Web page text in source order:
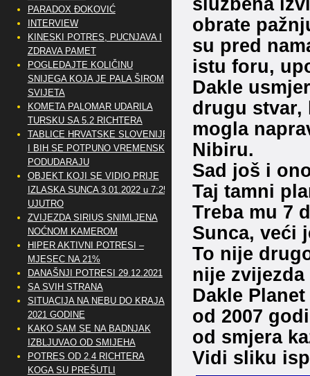
obrate
su pred
istu foru,
Dakle
drugu stvar,
mogla
Nibiru.
Sad još i
Taj tamni
Treba mu 7
Sunca, veći
To nije
nije zvijezda
Dakle
od 2007
od smjera
Vidi sliku
PARADOX ĐOKOVIĆ
INTERVIEW
KINESKI POTRES, PUCNJAVA I
ZDRAVA PAMET
POGLEDAJTE KOLIČINU
SNIJEGA KOJA JE PALA ŠIROM
SVIJETA
KOMETA PALOMAR UDARILA
TURSKU SA 5.2 RICHTERA
TABLICE HRVATSKE SLOVENIJE
I BIH SE POTPUNO VREMENSKI
PODUDARAJU
OBJEKT KOJI SE VIDIO PRIJE
IZLASKA SUNCA 3.01.2022 u 7:25
UJUTRO
ZVIJEZDA SIRIUS SNIMLJENA
NOĆNOM KAMEROM
HIPER AKTIVNI POTRESI –
MJESEC NA 21%
DANAŠNJI POTRESI 29.12.2021
SA SVIH STRANA
SITUACIJA NA NEBU DO KRAJA
2021 GODINE
KAKO SAM SE NA BADNJAK
IZBLJUVAO OD SMIJEHA
POTRES OD 2.4 RICHTERA
KOGA SU PREŠUTLI